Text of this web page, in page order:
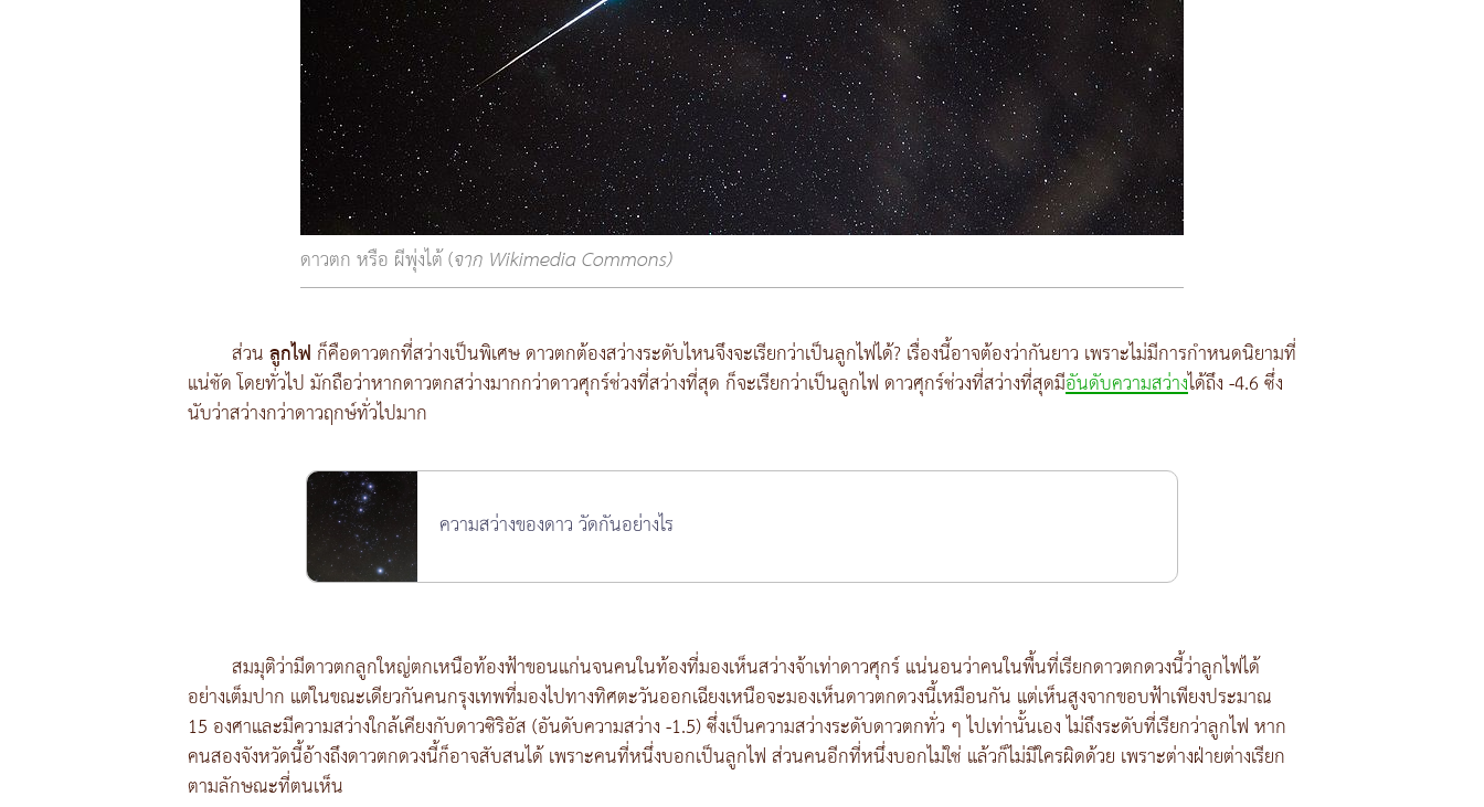
ดาวตก หรือ ผีพุ่งไต้ (จาก Wikimedia Commons)
ส่วนลูกไฟ ก็คือดาวตกที่สว่างเป็นพิเศษ ดาวตกต้องสว่างระดับไหนจึงจะเรียกว่าเป็นลูกไฟได้? เรื่องนี้อาจต้องว่ากันยาว เพราะไม่มีการกำหนดนิยามที่
แน่ชัด โดยทั่วไป มักถือว่าหากดาวตกสว่างมากกว่าดาวศุกร์ช่วงที่สว่างที่สุด ก็จะเรียกว่าเป็นลูกไฟ ดาวศุกร์ช่วงที่สว่างที่สุดมีอันดับความสว่างได้ถึง -4.6 ซึ่ง
นับว่าสว่างกว่าดาวฤกษ์ทั่วไปมาก
ความสว่างของดาว วัดกันอย่างไร
สมมุติว่ามีดาวตกลูกใหญ่ตกเหนือท้องฟ้าขอนแก่นจนคนในท้องที่มองเห็นสว่างจ้าเท่าดาวศุกร์ แน่นอนว่าคนในพื้นที่เรียกดาวตกดวงนี้ว่าลูกไฟได้
อย่างเต็มปาก แต่ในขณะเดียวกันคนกรุงเทพที่มองไปทางทิศตะวันออกเฉียงเหนือจะมองเห็นดาวตกดวงนี้เหมือนกัน แต่เห็นสูงจากขอบฟ้าเพียงประมาณ
15 องศาและมีความสว่างใกล้เคียงกับดาวซิริอัส (อันดับความสว่าง -1.5) ซึ่งเป็นความสว่างระดับดาวตกทั่ว ๆ ไปเท่านั้นเอง ไม่ถึงระดับที่เรียกว่าลูกไฟ หาก
คนสองจังหวัดนี้อ้างถึงดาวตกดวงนี้ก็อาจสับสนได้ เพราะคนที่หนึ่งบอกเป็นลูกไฟ ส่วนคนอีกที่หนึ่งบอกไม่ใช่ แล้วก็ไม่มีใครผิดด้วย เพราะต่างฝ่ายต่างเรียก
ตามลักษณะที่ตนเห็น